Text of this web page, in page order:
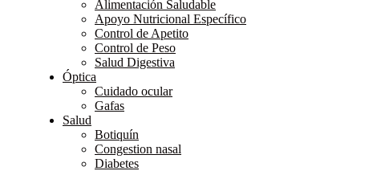
Alimentación Saludable
Apoyo Nutricional Específico
Control de Apetito
Control de Peso
Salud Digestiva
Óptica
Cuidado ocular
Gafas
Salud
Botiquín
Congestion nasal
Diabetes